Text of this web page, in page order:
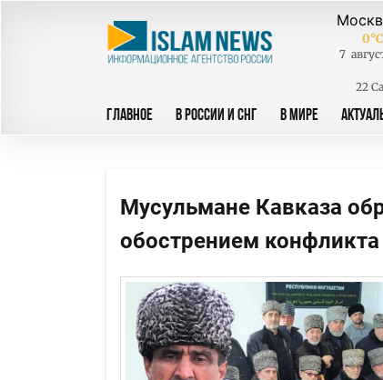
0°C
7
22
ГЛАВНОЕ В РОССИИ И СНГ В МИРЕ
Мусульмане Кавказа
обострением